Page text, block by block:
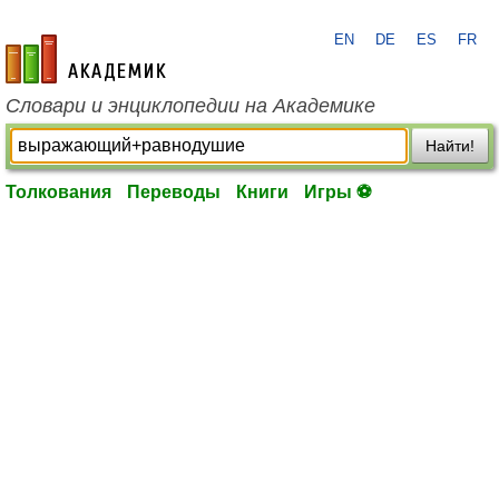
academic.ru
EN DE ES FR
Словари и энциклопедии на Академике
Найти!
Толкования Переводы Книги Игры ⚽